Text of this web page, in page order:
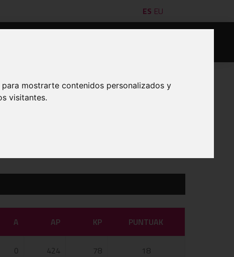
mostrarte contenidos personalizados y
visitantes.
ES EU
A AP KP PUNTUAK
0 424 78 18